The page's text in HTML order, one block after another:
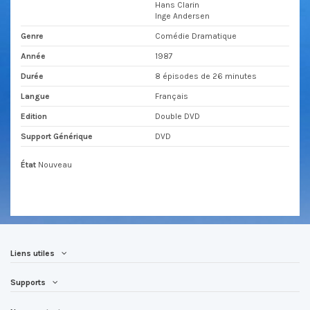
Hans Clarin
Inge Andersen
Genre Comédie Dramatique
Année 1987
Durée 8 épisodes de 26 minutes
Langue Français
Edition Double DVD
Support Générique DVD
État Nouveau
Liens utiles
Supports